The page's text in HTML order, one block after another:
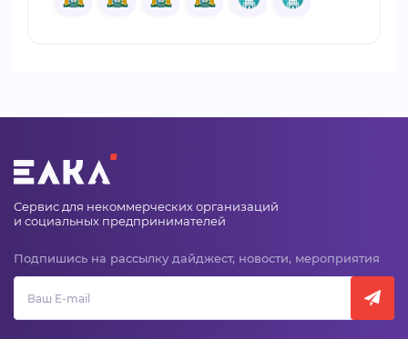
Сервис для некоммерческих организаций
и социальных предпринимателей
Подпишись на рассылку дайджест, новости, мероприятия